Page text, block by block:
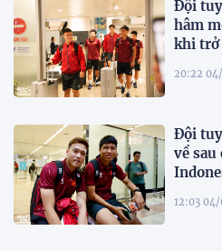
Đội
hâm
khi trở
20:22
Đội
về
12:03